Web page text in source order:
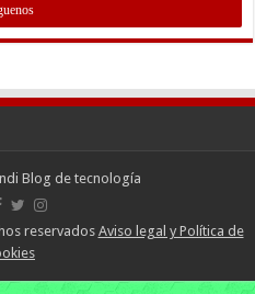
Blog de tecnología
reservados Aviso legal y Política de